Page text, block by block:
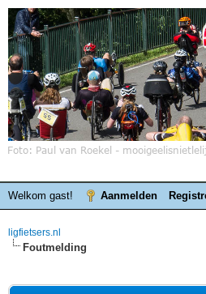
Welkom gast! Aanmelden
ligfietsers.nl
Foutmelding